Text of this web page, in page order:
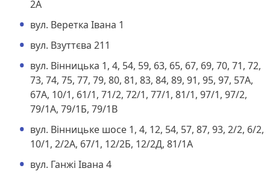
2А
вул. Веретка Івана 1
вул. Взуттєва 211
вул. Вінницька 1, 4, 54, 59, 63, 65, 67, 69, 70, 71, 72,
73, 74, 75, 77, 79, 80, 81, 83, 84, 89, 91, 95, 97, 57А,
67А, 10/1, 61/1, 71/2, 72/1, 77/1, 81/1, 97/1, 97/2,
79/1А, 79/1Б, 79/1В
вул. Вінницьке шосе 1, 4, 12, 54, 57, 87, 93, 2/2, 6/2,
10/1, 2/2А, 67/1, 12/2Б, 12/2Д, 81/1А
вул. Ганжі Івана 4